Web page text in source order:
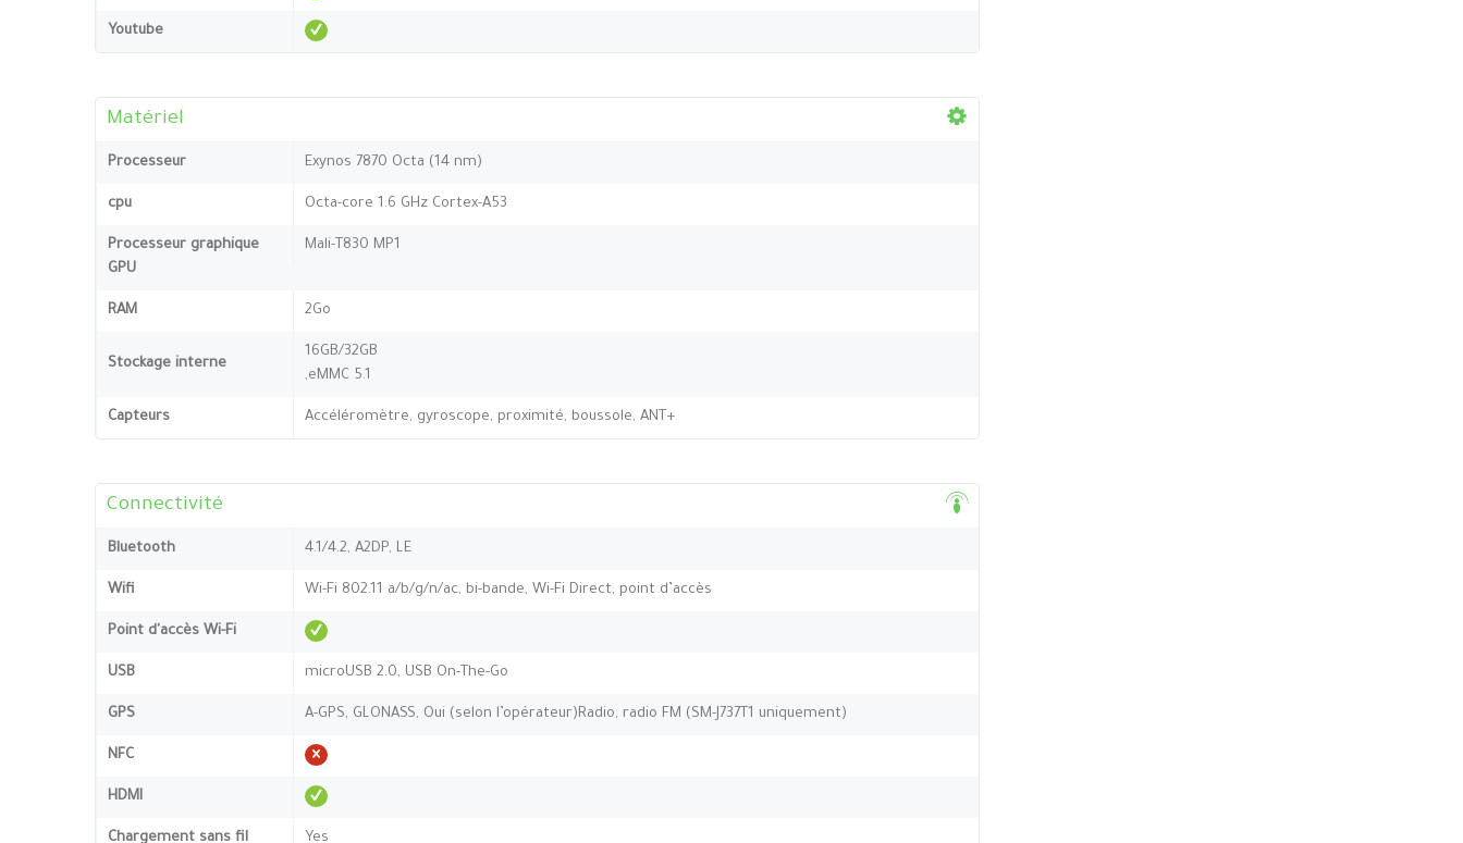
Youtube
Matériel
Processeur Exynos 7870 Octa (14 nm)
cpu Octa-core 1.6 GHz Cortex-A53
Processeur graphique
GPU
Mali-T830 MP1
RAM 2Go
Stockage interne
16GB/32GB
,eMMC 5.1
Capteurs Accéléromètre, gyroscope, proximité, boussole, ANT+
Connectivité
Bluetooth 4.1/4.2, A2DP, LE
Wifi Wi-Fi 802.11 a/b/g/n/ac, bi-bande, Wi-Fi Direct, point d’accès
Point d'accès Wi-Fi
USB microUSB 2.0, USB On-The-Go
GPS A-GPS, GLONASS, Oui (selon l’opérateur)Radio, radio FM (SM-J737T1 uniquement)
NFC
HDMI
Chargement sans fil Yes